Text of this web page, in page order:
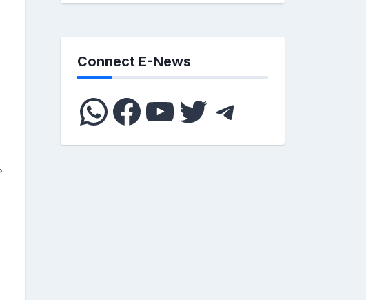
Connect E-News
WhatsApp
Facebook
YouTube
Twitter
Telegram